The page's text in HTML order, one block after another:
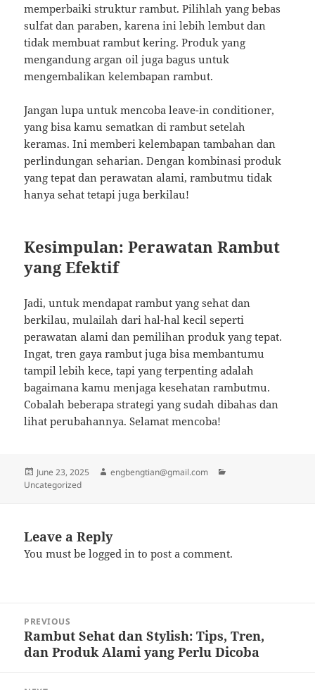
memperbaiki struktur rambut. Pilihlah yang bebas
sulfat dan paraben, karena ini lebih lembut dan
tidak membuat rambut kering. Produk yang
mengandung argan oil juga bagus untuk
mengembalikan kelembapan rambut.
Jangan lupa untuk mencoba leave-in conditioner,
yang bisa kamu sematkan di rambut setelah
keramas. Ini memberi kelembapan tambahan dan
perlindungan seharian. Dengan kombinasi produk
yang tepat dan perawatan alami, rambutmu tidak
hanya sehat tetapi juga berkilau!
Kesimpulan: Perawatan Rambut
yang Efektif
Jadi, untuk mendapat rambut yang sehat dan
berkilau, mulailah dari hal-hal kecil seperti
perawatan alami dan pemilihan produk yang tepat.
Ingat, tren gaya rambut juga bisa membantumu
tampil lebih kece, tapi yang terpenting adalah
bagaimana kamu menjaga kesehatan rambutmu.
Cobalah beberapa strategi yang sudah dibahas dan
lihat perubahannya. Selamat mencoba!
Posted
on
June 23, 2025 Author
engbengtian@gmail.com
Uncategorized
Leave a Reply
You must belogged in to post a comment.
navigation
PREVIOUS
Previous
post:
Rambut Sehat dan Stylish: Tips, Tren,
dan Produk Alami yang Perlu Dicoba